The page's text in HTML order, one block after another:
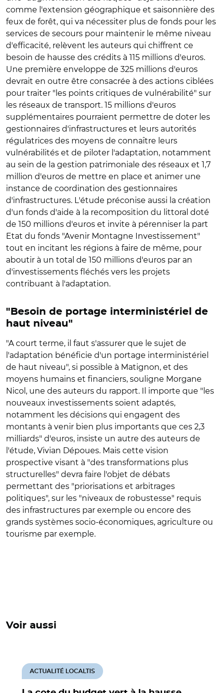
comme l'extension géographique et saisonnière des
feux de forêt, qui va nécessiter plus de fonds pour les
services de secours pour maintenir le même niveau
d'efficacité, relèvent les auteurs qui chiffrent ce
besoin de hausse des crédits à 115 millions d'euros.
Une première enveloppe de 325 millions d'euros
devrait en outre être consacrée à des actions ciblées
pour traiter "les points critiques de vulnérabilité" sur
les réseaux de transport. 15 millions d'euros
supplémentaires pourraient permettre de doter les
gestionnaires d'infrastructures et leurs autorités
régulatrices des moyens de connaître leurs
vulnérabilités et de piloter l'adaptation, notamment
au sein de la gestion patrimoniale des réseaux et 1,7
million d'euros de mettre en place et animer une
instance de coordination des gestionnaires
d'infrastructures. L'étude préconise aussi la création
d'un fonds d'aide à la recomposition du littoral doté
de 150 millions d'euros et invite à pérenniser la part
Etat du fonds "Avenir Montagne Investissement"
tout en incitant les régions à faire de même, pour
aboutir à un total de 150 millions d'euros par an
d'investissements fléchés vers les projets
contribuant à l'adaptation.
"Besoin de portage interministériel de
haut niveau"
"A court terme, il faut s'assurer que le sujet de
l'adaptation bénéficie d'un portage interministériel
de haut niveau", si possible à Matignon, et des
moyens humains et financiers, souligne Morgane
Nicol, une des auteurs du rapport. Il importe que "les
nouveaux investissements soient adaptés,
notamment les décisions qui engagent des
montants à venir bien plus importants que ces 2,3
milliards" d'euros, insiste un autre des auteurs de
l'étude, Vivian Dépoues. Mais cette vision
prospective visant à "des transformations plus
structurelles" devra faire l'objet de débats
permettant des "priorisations et arbitrages
politiques", sur les "niveaux de robustesse" requis
des infrastructures par exemple ou encore des
grands systèmes socio-économiques, agriculture ou
tourisme par exemple.
Voir aussi
ACTUALITÉ LOCALTIS